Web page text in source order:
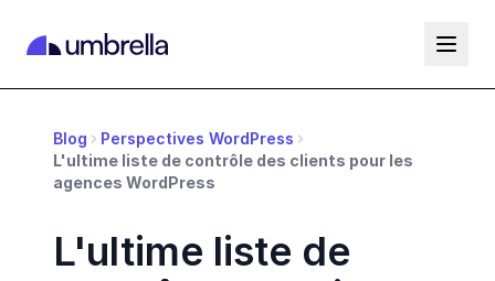
Blog
Perspectives WordPress
L'ultime liste de contrôle des clients pour les
agences WordPress
L'ultime liste de